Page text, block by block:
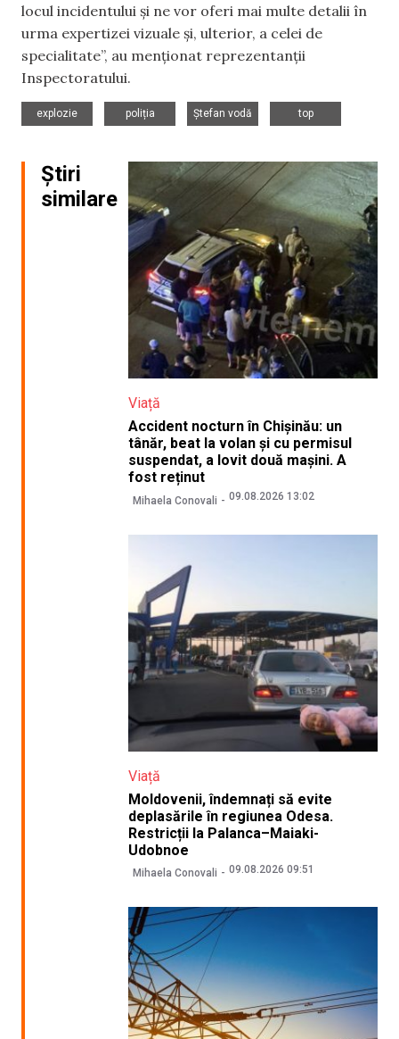
locul incidentului și ne vor oferi mai multe detalii în
urma expertizei vizuale și, ulterior, a celei de
specialitate”, au menționat reprezentanții
Inspectoratului.
explozie
poliția
Ștefan vodă
top
Știri
similare
Viață
Accident nocturn în Chișinău: un
tânăr, beat la volan și cu permisul
suspendat, a lovit două mașini. A
fost reținut
Mihaela Conovali 09.08.2026 13:02
Viață
Moldovenii, îndemnați să evite
deplasările în regiunea Odesa.
Restricții la Palanca–Maiaki-
Udobnoe
Mihaela Conovali 09.08.2026 09:51